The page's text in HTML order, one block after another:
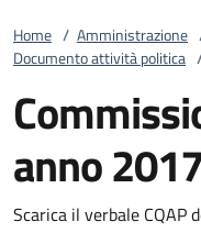
Home / Amministrazione
Documento attività politica
anno 2017
Scarica il verbale CQAP